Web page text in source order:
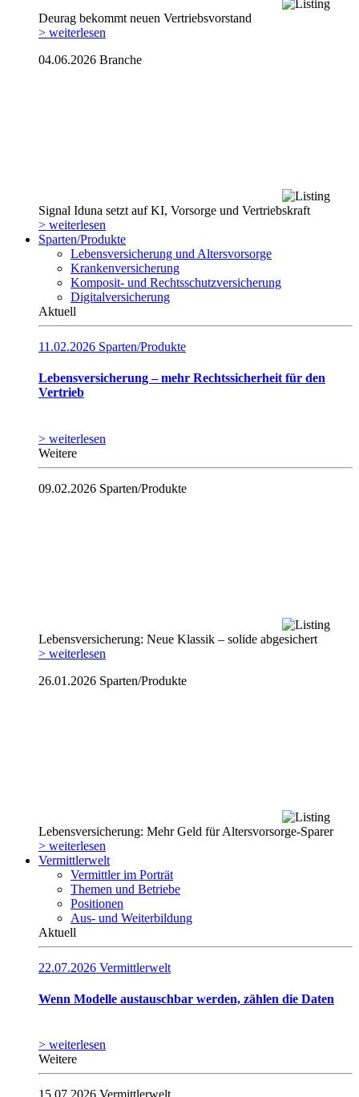
Deurag bekommt neuen Vertriebsvorstand
> weiterlesen
04.06.2026 Branche
Signal Iduna setzt auf KI, Vorsorge und Vertriebskraft
> weiterlesen
Sparten/Produkte
Lebensversicherung und Altersvorsorge
Krankenversicherung
Komposit- und Rechtsschutzversicherung
Digitalversicherung
Aktuell
11.02.2026 Sparten/Produkte
Lebensversicherung – mehr Rechtssicherheit für den
Vertrieb
> weiterlesen
Weitere
09.02.2026 Sparten/Produkte
Lebensversicherung: Neue Klassik – solide abgesichert
> weiterlesen
26.01.2026 Sparten/Produkte
Lebensversicherung: Mehr Geld für Altersvorsorge-Sparer
> weiterlesen
Vermittlerwelt
Vermittler im Porträt
Themen und Betriebe
Positionen
Aus- und Weiterbildung
Aktuell
22.07.2026 Vermittlerwelt
Wenn Modelle austauschbar werden, zählen die Daten
> weiterlesen
Weitere